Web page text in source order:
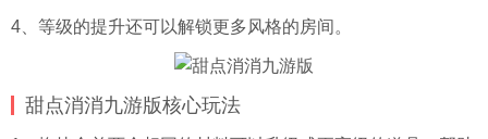
4、等级的提升还可以解锁更多风格的房间。
甜点消消九游版核心玩法